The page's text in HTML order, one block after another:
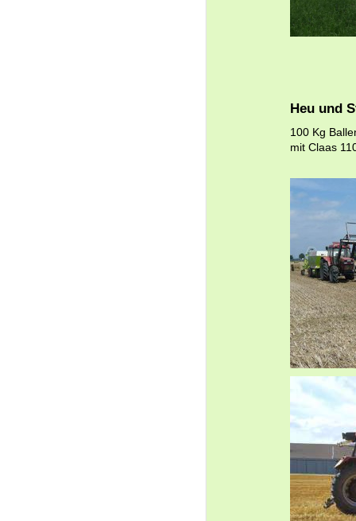
Heu und
100 Kg
mit Claas